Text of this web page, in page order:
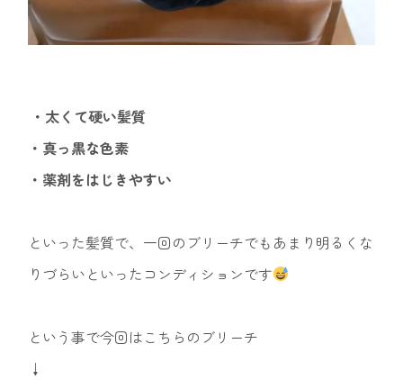
・太くて硬い髪質
・真っ黒な色素
・薬剤をはじきやすい
といった髪質で、一回のブリーチでもあまり明るくな
りづらいといったコンディションです
という事で今回はこちらのブリーチ
↓